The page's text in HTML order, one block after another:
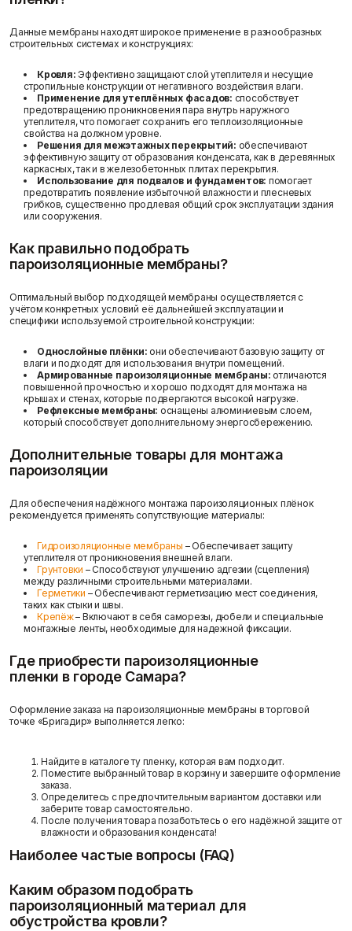
Теплоизоляция
Пенопласт
Пенополистирол
Цемент
Цпс
Шпаклевки
Базовая шпаклевка
Универсальная шпаклёвка
Финишная шпаклёвка
Показать больше
Штукатурки
Выравнивающие
штукатурки и смеси
Декоративные
штукатурки
Показать больше
Отзывы
Контакты
Доставка и оплата
Данные мембраны находят широкое применение в разнообразных
строительных системах и конструкциях:
Кровля: Эффективно защищают слой утеплителя и несущие
стропильные конструкции от негативного воздействия влаги.
Применение для утеплённых фасадов: способствует
предотвращению проникновения пара внутрь наружного
утеплителя, что помогает сохранить его теплоизоляционные
свойства на должном уровне.
Решения для межэтажных перекрытий: обеспечивают
эффективную защиту от образования конденсата, как в деревянных
каркасных, так и в железобетонных плитах перекрытия.
Использование для подвалов и фундаментов: помогает
предотвратить появление избыточной влажности и плесневых
грибков, существенно продлевая общий срок эксплуатации здания
или сооружения.
Как правильно подобрать
пароизоляционные мембраны?
Оптимальный выбор подходящей мембраны осуществляется с
учётом конкретных условий её дальнейшей эксплуатации и
специфики используемой строительной конструкции:
Однослойные плёнки: они обеспечивают базовую защиту от
влаги и подходят для использования внутри помещений.
Армированные пароизоляционные мембраны: отличаются
повышенной прочностью и хорошо подходят для монтажа на
крышах и стенах, которые подвергаются высокой нагрузке.
Рефлексные мембраны: оснащены алюминиевым слоем,
который способствует дополнительному энергосбережению.
Дополнительные товары для монтажа
пароизоляции
Для обеспечения надёжного монтажа пароизоляционных плёнок
рекомендуется применять сопутствующие материалы:
Гидроизоляционные мембраны – Обеспечивает защиту
утеплителя от проникновения внешней влаги.
Грунтовки – Способствуют улучшению адгезии (сцепления)
между различными строительными материалами.
Герметики – Обеспечивают герметизацию мест соединения,
таких как стыки и швы.
Крепёж– Включают в себя саморезы, дюбели и специальные
монтажные ленты, необходимые для надежной фиксации.
Где приобрести пароизоляционные
пленки в городе Самара?
Оформление заказа на пароизоляционные мембраны в торговой
точке «Бригадир» выполняется легко:
Найдите в каталоге ту пленку, которая вам подходит.
Поместите выбранный товар в корзину и завершите оформление
заказа.
Определитесь с предпочтительным вариантом доставки или
заберите товар самостоятельно.
После получения товара позаботьтесь о его надёжной защите от
влажности и образования конденсата!
Наиболее частые вопросы (FAQ)
Каким образом подобрать
пароизоляционный материал для
обустройства кровли?